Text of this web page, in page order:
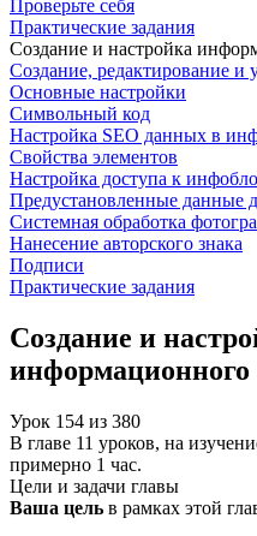
Проверьте себя
Практические задания
Создание и настройка
Создание, редактирование и
Основные настройки
Символьный код
Настройка SEO данных в
Свойства элементов
Настройка доступа к
Предустановленные данные
Системная обработка
Нанесение авторского знака
Подписи
Практические задания
Создание и
информационного
Урок 154 из 380
В главе 11 уроков, на
примерно 1 час.
Цели и задачи главы
Ваша цель в рамках этой